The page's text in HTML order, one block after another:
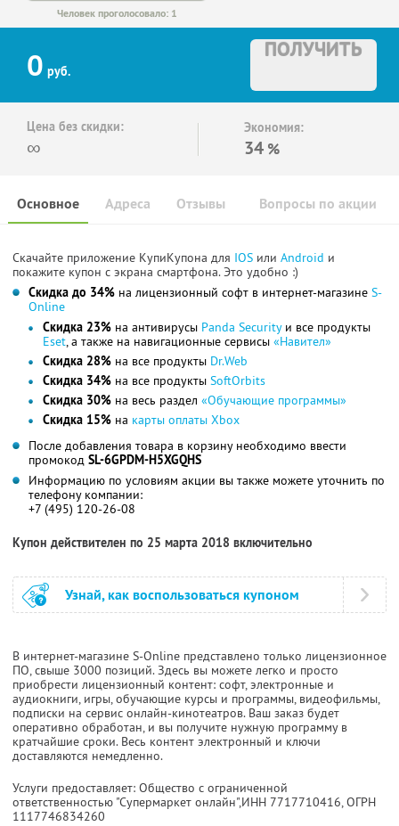
Человек проголосовало: 1
0 руб.
ПОЛУЧИТЬ
Цена без скидки:
∞
Экономия:
34 %
Основное Отзывы Вопросы по акции
Адреса
Скачайте приложение КупиКупона для IOS или Android и
покажите купон с экрана смартфона. Это удобно :)
Скидка до 34% на лицензионный софт в интернет-магазине S-
Online
Скидка 23% на антивирусы Panda Securityи все продукты
Eset, а также на навигационные сервисы «Навител»
Скидка 28% на все продукты Dr.Web
Скидка 34% на все продукты SoftOrbits
Скидка 30% на весь раздел «Обучающие программы»
Скидка 15% на карты оплаты Xbox
После добавления товара в корзину необходимо ввести
промокод SL-6GPDM-H5XGQHS
Информацию по условиям акции вы также можете уточнить по
телефону компании:
+7 (495) 120-26-08
Купон действителен по 25 марта 2018 включительно
Узнай, как воспользоваться купоном
В интернет-магазине S-Online представлено только лицензионное
ПО, свыше 3000 позиций. Здесь вы можете легко и просто
приобрести лицензионный контент: софт, электронные и
аудиокниги, игры, обучающие курсы и программы, видеофильмы,
подписки на сервис онлайн-кинотеатров. Ваш заказ будет
оперативно обработан, и вы получите нужную программу в
кратчайшие сроки. Весь контент электронный и ключи
доставляются немедленно.
Услуги предоставляет: Общество с ограниченной
ответственностью "Супермаркет онлайн",ИНН 7717710416, ОГРН
1117746834260